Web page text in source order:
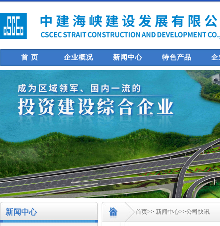
首 页 企业概况 新闻中心 特色产品 企
新闻中心 首页>> 新闻中心>>公司快讯